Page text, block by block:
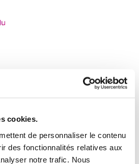
cookies.
de personnaliser le contenu
des fonctionnalités relatives aux
notre trafic. Nous